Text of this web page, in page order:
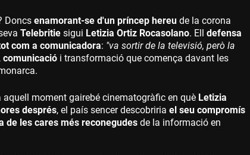
Doncs enamorant-se d'un príncep hereu de la corona
Telebritie sigui Letizia Ortiz Rocasolano. Ell defensa
com a comunicadora: "va sortir de la televisió, però la
, comunicació i transformació que comença davant les
aquell moment gairebé cinematogràfic en què Letizia
després, el país sencer descobriria el seu compromís
de les cares més reconegudes de la informació en